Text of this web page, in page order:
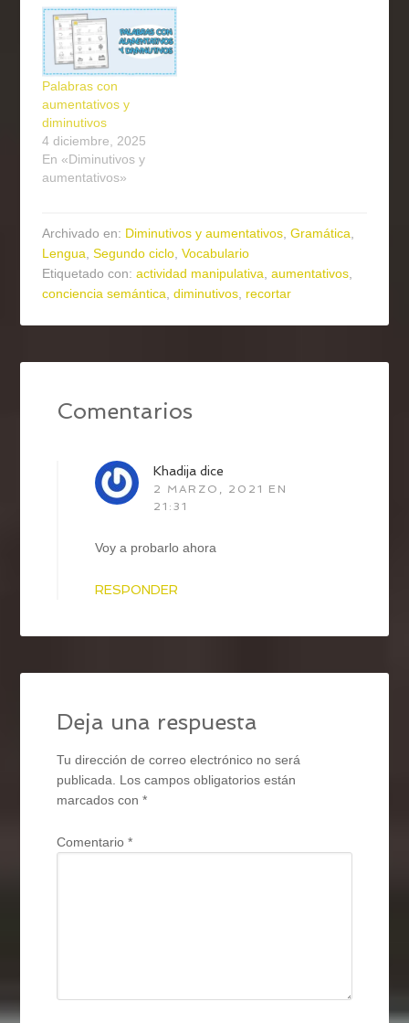
Palabras con
aumentativos y
diminutivos
4 diciembre, 2025
En «Diminutivos y
aumentativos»
Archivado en: Diminutivos y aumentativos ,Gramática
Lengua ,Segundo ciclo ,Vocabulario
Etiquetado con:actividad manipulativa ,aumentativos
conciencia semántica ,diminutivos recortar
Comentarios
Khadija dice
2 MARZO, 2021 EN
21:31
Voy a probarlo ahora
RESPONDER
Deja una respuesta
Tu dirección de correo electrónico no será
publicada.
Los campos obligatorios están
marcados con*
Comentario*